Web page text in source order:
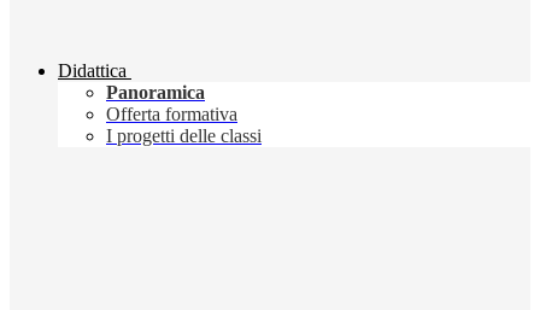
Didattica
Panoramica
Offerta formativa
I progetti delle classi